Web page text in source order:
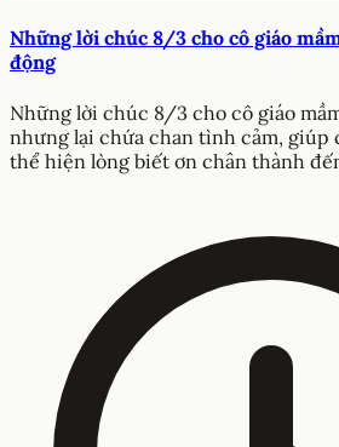
Những lời chúc 8/3 cho cô giáo
động
Những lời chúc 8/3 cho cô giáo
nhưng lại chứa chan tình cảm, giúp
thể hiện lòng biết ơn chân thành